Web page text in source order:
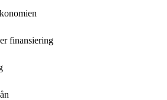
finansiering